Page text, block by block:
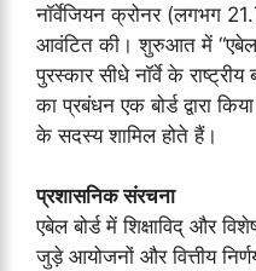
नॉर्वेजियन क्रोनर (लगभग
आवंटित की। शुरुआत में “एबेल
पुरस्कार सीधे नॉर्वे के
का प्रबंधन एक बोर्ड द्वारा
के सदस्य शामिल होते हैं।
प्रशासनिक संरचना
एबेल बोर्ड में शिक्षाविद् और
जुड़े आयोजनों और वित्तीय